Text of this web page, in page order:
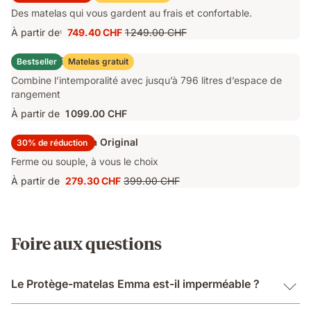
Des matelas qui vous gardent au frais et confortable.
À partir de1
Prix
749.40 CHF
749.40 CHF Prix
d'origine
1 249.00 CHF
1 249.00 CHF
Bestseller Matelas gratuit
Lit Coffre Emma Original
Combine l’intemporalité avec jusqu’à 796 litres d’espace de
rangement
À partir de 1 099.00 CHF
30% de réduction
Surmatelas Emma Original
Ferme ou souple, à vous le choix
À partir de Prix
279.30 CHF Prix
399.00 CHF
Foire aux questions
Le Protège-matelas Emma est-il imperméable ?